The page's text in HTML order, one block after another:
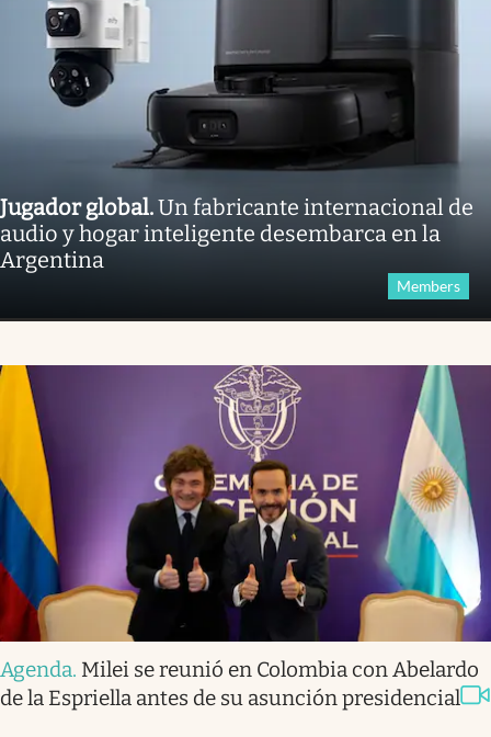
Jugador global.Un fabricante internacional de
audio y hogar inteligente desembarca en la
Argentina
Members
Agenda. Milei se reunió en Colombia con Abelardo
de la Espriella antes de su asunción presidencial